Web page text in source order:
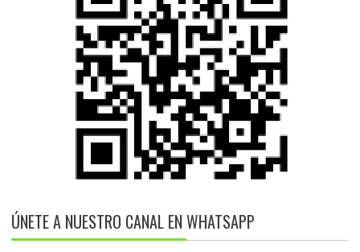
ÚNETE A NUESTRO CANAL EN WHATSAPP